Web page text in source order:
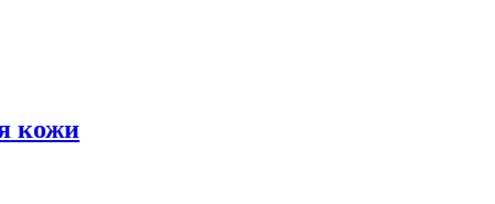
кожи